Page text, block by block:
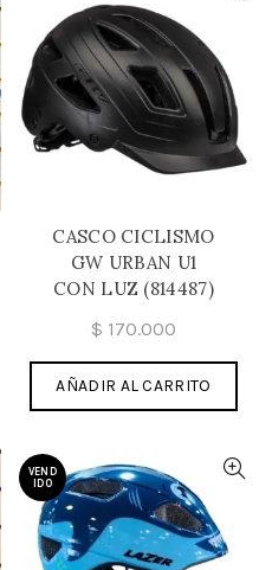
CASCO CICLISMO
GW URBAN U1
CON LUZ (814487)
$ 170.000
AÑADIR AL CARRITO
VEND
IDO